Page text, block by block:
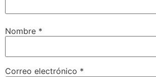
Nombre *
Correo electrónico *